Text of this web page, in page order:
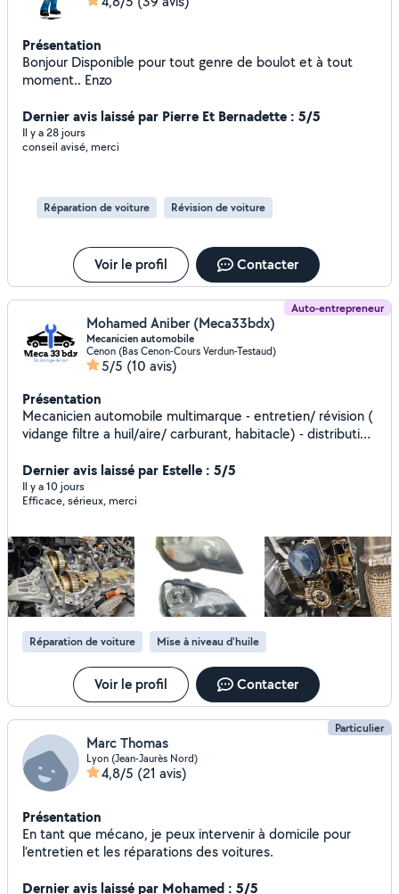
Présentation
Bonjour Disponible pour tout genre de boulot et à tout
moment.. Enzo
Dernier avis laissé par Pierre Et Bernadette : 5/5
Il y a 28 jours
conseil avisé, merci
Réparation de voiture Révision de voiture
Voir le profil Contacter
Auto-entrepreneur
Mohamed Aniber (Meca33bdx)
Mecanicien automobile
Cenon (Bas Cenon-Cours Verdun-Testaud)
5/5 (10 avis)
Présentation
Mecanicien automobile multimarque - entretien/ révision (
vidange filtre a huil/aire/ carburant, habitacle) - distribution
pasage valise lecture / effacement defaut , aprentisage
pièce, codage injecteur) -rénovation phare Etc pour toute
questions appelez moi
Dernier avis laissé par Estelle : 5/5
Il y a 10 jours
Efficace, sérieux, merci
Réparation de voiture Mise à niveau d'huile
Voir le profil Contacter
Particulier
Marc Thomas
Lyon (Jean-Jaurès Nord)
4,8/5 (21 avis)
Présentation
En tant que mécano, je peux intervenir à domicile pour
l’entretien et les réparations des voitures.
Dernier avis laissé par Mohamed : 5/5